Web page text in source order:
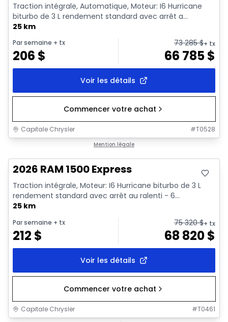
Traction intégrale, Automatique, Moteur: I6 Hurricane
biturbo de 3 L rendement standard avec arrêt a...
25 km
Par semaine + tx
206 $
73 285$+ tx
66 785$
Voir les détails
Commencer votre achat
Capitale Chrysler #T0528
Mention légale
2026 RAM 1500 Express
Traction intégrale, Moteur: I6 Hurricane biturbo de 3 L
rendement standard avec arrêt au ralenti - 6...
25 km
Par semaine + tx
212 $
75 320$+ tx
68 820$
Voir les détails
Commencer votre achat
Capitale Chrysler #T0461